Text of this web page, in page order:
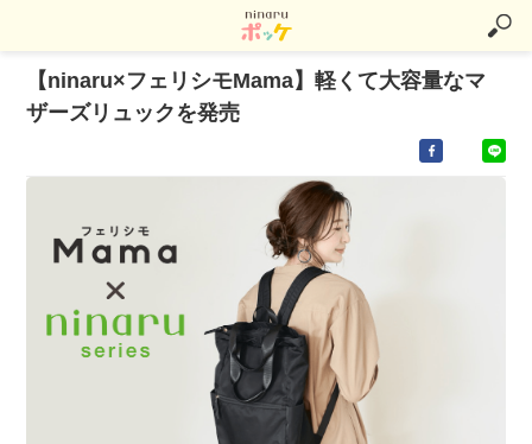
【ninaru×フェリシモMama】軽くて大容量なマ
ザーズリュックを発売